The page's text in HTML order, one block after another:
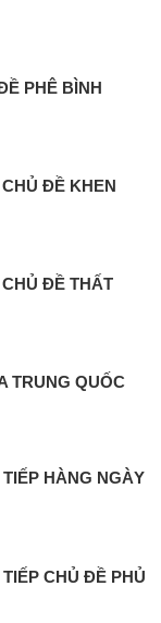
PHÊ BÌNH
ĐỀ KHEN
ĐỀ THẤT
TRUNG QUỐC
HÀNG NGÀY
CHỦ ĐỀ PHỦ